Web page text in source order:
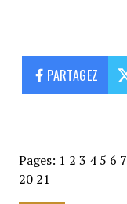
PARTAGEZ
Pages: 1 2 3 4 5 6 7
20 21